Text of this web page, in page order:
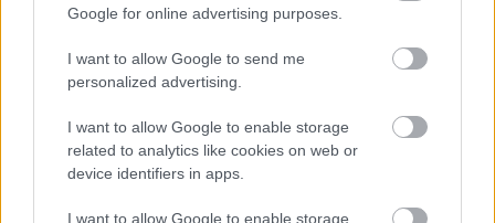
Google for online advertising purposes.
I want to allow Google to send me
personalized advertising.
I want to allow Google to enable storage
related to analytics like cookies on web or
device identifiers in apps.
I want to allow Google to enable storage